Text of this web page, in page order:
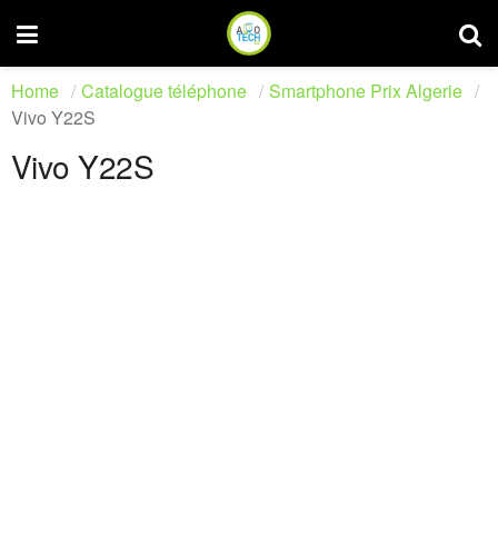
Home Catalogue téléphone
Smartphone Prix Algerie
Vivo Y22S
Vivo Y22S